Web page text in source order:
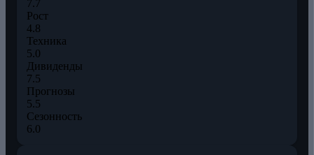
7.7
Рост
4.8
Техника
5.0
Дивиденды
7.5
Прогнозы
5.5
Сезонность
6.0